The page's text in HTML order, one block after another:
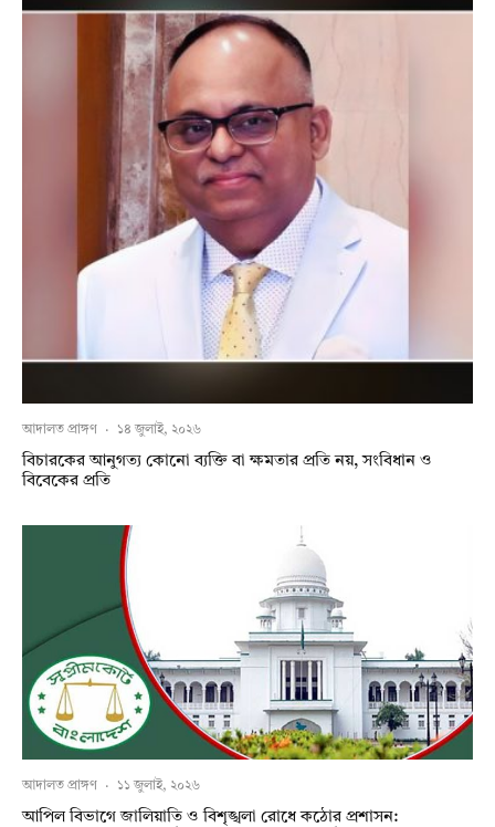
আদালত প্রাঙ্গণ · ১৪ জুলাই, ২০২৬
বিচারকের আনুগত্য কোনো ব্যক্তি বা ক্ষমতার প্রতি নয়, সংবিধান ও
বিবেকের প্রতি
আদালত প্রাঙ্গণ · ১১ জুলাই, ২০২৬
আপিল বিভাগে জালিয়াতি ও বিশৃঙ্খলা রোধে কঠোর প্রশাসন: